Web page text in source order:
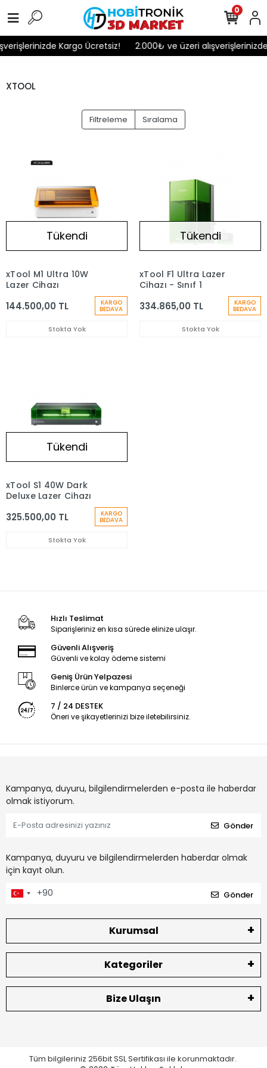
Kargo Ücretsiz! 2.000₺ ve üzeri
0
XTOOL
Filtreleme Sıralama
Tükendi
xTool M1 Ultra 10W
Lazer Cihazı
144.500,00 TL KARGO
BEDAVA
Stokta Yok
Tükendi
xTool F1 Ultra Lazer
Cihazı - Sınıf 1
334.865,00 TL KARGO
BEDAVA
Stokta Yok
Tükendi
xTool S1 40W Dark
Deluxe Lazer Cihazı
325.500,00 TL KARGO
BEDAVA
Stokta Yok
Hızlı Teslimat
Siparişleriniz en kısa sürede elinize ulaşır.
Güvenli Alışveriş
Güvenli ve kolay ödeme sistemi
Geniş Ürün Yelpazesi
Binlerce ürün ve kampanya seçeneği
7 / 24 DESTEK
Öneri ve şikayetlerinizi bize iletebilirsiniz.
Kampanya, duyuru, bilgilendirmelerden e-posta ile haberdar
olmak istiyorum.
Gönder
Kampanya, duyuru ve bilgilendirmelerden haberdar olmak
için kayıt olun.
Gönder
Kurumsal
Kategoriler
Bize Ulaşın
Tüm bilgileriniz 256bit SSL Sertifikası ile korunmaktadır.